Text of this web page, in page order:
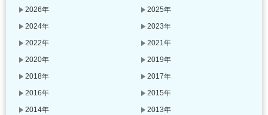
2026年
2025年
2024年
2023年
2022年
2021年
2020年
2019年
2018年
2017年
2016年
2015年
2014年
2013年